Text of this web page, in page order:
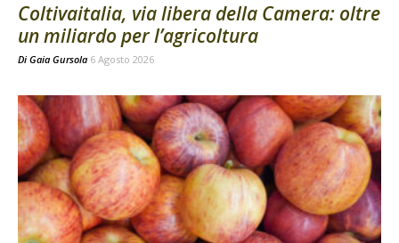
Coltivaitalia, via libera della Camera: oltre
un miliardo per l’agricoltura
Di Gaia Gursola 6 Agosto 2026